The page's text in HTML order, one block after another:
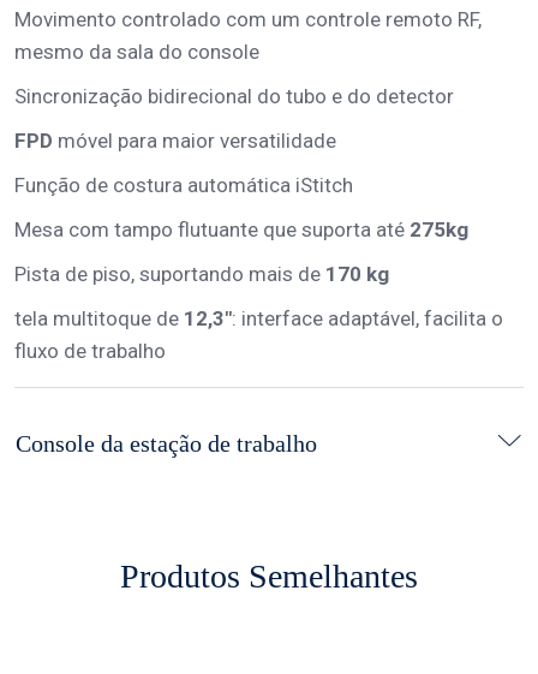
Movimento controlado com um controle remoto RF,
mesmo da sala do console
Sincronização bidirecional do tubo e do detector
FPD móvel para maior versatilidade
Função de costura automática iStitch
Mesa com tampo flutuante que suporta até 275kg
Pista de piso, suportando mais de 170 kg
tela multitoque de 12,3": interface adaptável, facilita o
fluxo de trabalho
Console da estação de trabalho
Produtos Semelhantes